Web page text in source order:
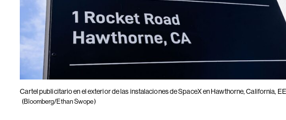
Cartel publicitario en el exterior de las instalaciones de SpaceX en Hawthorne, California,
(Bloomberg/Ethan Swope)